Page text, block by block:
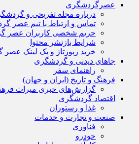
عصرگردشگری
درباره مجله تفریحی و
تماس و ارتباط با تیم عصر
حریم شخصی کاربران عصر
شرایط بازنشر محتوا
خرید رپورتاژ و بک لینک
جاهای دیدنی و گردشگری
راهنمای سفر
فرهنگ و تاریخ (ایران و جهان)
گزارش‌های خبری میراث
اقتصاد گردشگری
غذا و رستوران
صنعت و تجارت و خدمات
فناوری
خودرو